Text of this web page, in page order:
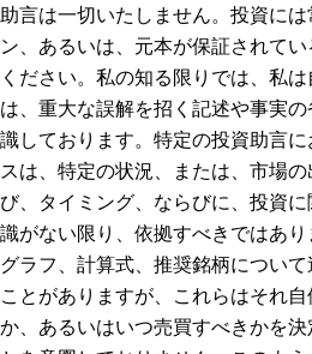
助言は一切いたしません。投資に
ン、あるいは、元本が保証されて
ください。私の知る限りでは、私
は、重大な誤解を招く記述や事実
識しております。特定の投資助言
スは、特定の状況、または、市場
び、タイミング、ならびに、投資
識がない限り、依拠すべきではあり
グラフ、計算式、推奨銘柄につい
ことがありますが、これらはそれ
か、あるいはいつ売買すべきかを